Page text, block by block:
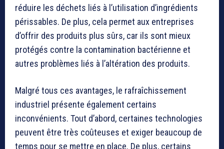
réduire les déchets liés à l’utilisation d’ingrédients
périssables. De plus, cela permet aux entreprises
d’offrir des produits plus sûrs, car ils sont mieux
protégés contre la contamination bactérienne et
autres problèmes liés à l’altération des produits.
Malgré tous ces avantages, le rafraîchissement
industriel présente également certains
inconvénients. Tout d’abord, certaines technologies
peuvent être très coûteuses et exiger beaucoup de
temps pour se mettre en place. De plus, certains